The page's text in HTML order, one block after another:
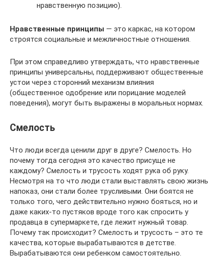
нравственную позицию).
Нравственные принципы — это каркас, на котором
строятся социальные и межличностные отношения.
При этом справедливо утверждать, что нравственные
принципы универсальны, поддерживают общественные
устои через сторонний механизм влияния
(общественное одобрение или порицание моделей
поведения), могут быть выражены в моральных нормах.
Смелость
Что люди всегда ценили друг в друге? Смелость. Но
почему тогда сегодня это качество присуще не
каждому? Смелость и трусость ходят рука об руку.
Несмотря на то что люди стали выставлять свою жизнь
напоказ, они стали более трусливыми. Они боятся не
только того, чего действительно нужно бояться, но и
даже каких-то пустяков вроде того как спросить у
продавца в супермаркете, где лежит нужный товар.
Почему так происходит? Смелость и трусость – это те
качества, которые вырабатываются в детстве.
Вырабатываются они ребенком самостоятельно.